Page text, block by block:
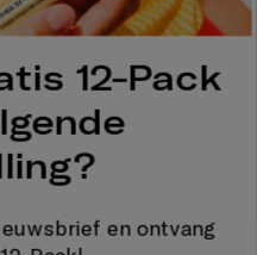
bij je volgende
en ontvang een gratis
12-Pack
en ontvang